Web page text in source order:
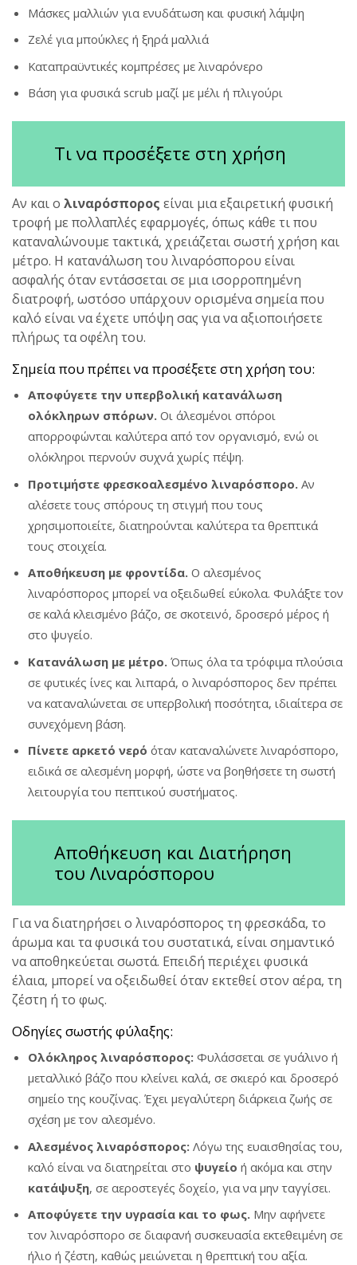
Μάσκες μαλλιών για ενυδάτωση και φυσική λάμψη
Ζελέ για μπούκλες ή ξηρά μαλλιά
Καταπραϋντικές κομπρέσες με λιναρόνερο
Βάση για φυσικά scrub μαζί με μέλι ή πλιγούρι
Τι να προσέξετε στη χρήση
Αν και ο λιναρόσπορος είναι μια εξαιρετική φυσική
τροφή με πολλαπλές εφαρμογές, όπως κάθε τι που
καταναλώνουμε τακτικά, χρειάζεται σωστή χρήση και
μέτρο. Η κατανάλωση του λιναρόσπορου είναι
ασφαλής όταν εντάσσεται σε μια ισορροπημένη
διατροφή, ωστόσο υπάρχουν ορισμένα σημεία που
καλό είναι να έχετε υπόψη σας για να αξιοποιήσετε
πλήρως τα οφέλη του.
Σημεία που πρέπει να προσέξετε στη χρήση του:
Αποφύγετε την υπερβολική κατανάλωση
ολόκληρων σπόρων. Οι άλεσμένοι σπόροι
απορροφώνται καλύτερα από τον οργανισμό, ενώ οι
ολόκληροι περνούν συχνά χωρίς πέψη.
Προτιμήστε φρεσκοαλεσμένο λιναρόσπορο. Αν
αλέσετε τους σπόρους τη στιγμή που τους
χρησιμοποιείτε, διατηρούνται καλύτερα τα θρεπτικά
τους στοιχεία.
Αποθήκευση με φροντίδα. Ο αλεσμένος
λιναρόσπορος μπορεί να οξειδωθεί εύκολα. Φυλάξτε τον
σε καλά κλεισμένο βάζο, σε σκοτεινό, δροσερό μέρος ή
στο ψυγείο.
Κατανάλωση με μέτρο. Όπως όλα τα τρόφιμα πλούσια
σε φυτικές ίνες και λιπαρά, ο λιναρόσπορος δεν πρέπει
να καταναλώνεται σε υπερβολική ποσότητα, ιδιαίτερα σε
συνεχόμενη βάση.
Πίνετε αρκετό νερό όταν καταναλώνετε λιναρόσπορο,
ειδικά σε αλεσμένη μορφή, ώστε να βοηθήσετε τη σωστή
λειτουργία του πεπτικού συστήματος.
Αποθήκευση και Διατήρηση
του Λιναρόσπορου
Για να διατηρήσει ο λιναρόσπορος τη φρεσκάδα, το
άρωμα και τα φυσικά του συστατικά, είναι σημαντικό
να αποθηκεύεται σωστά. Επειδή περιέχει φυσικά
έλαια, μπορεί να οξειδωθεί όταν εκτεθεί στον αέρα, τη
ζέστη ή το φως.
Οδηγίες σωστής φύλαξης:
Ολόκληρος λιναρόσπορος: Φυλάσσεται σε γυάλινο ή
μεταλλικό βάζο που κλείνει καλά, σε σκιερό και δροσερό
σημείο της κουζίνας. Έχει μεγαλύτερη διάρκεια ζωής σε
σχέση με τον αλεσμένο.
Αλεσμένος λιναρόσπορος: Λόγω της ευαισθησίας του,
καλό είναι να διατηρείται στο ψυγείο ή ακόμα και στην
κατάψυξη, σε αεροστεγές δοχείο, για να μην ταγγίσει.
Αποφύγετε την υγρασία και το φως. Μην αφήνετε
τον λιναρόσπορο σε διαφανή συσκευασία εκτεθειμένη σε
ήλιο ή ζέστη, καθώς μειώνεται η θρεπτική του αξία.